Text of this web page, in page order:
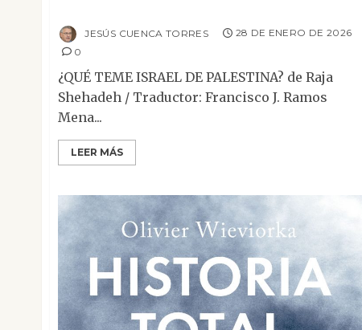
JESÚS CUENCA TORRES
28 DE ENERO DE 2026
0
¿QUÉ TEME ISRAEL DE PALESTINA? de Raja
Shehadeh / Traductor: Francisco J. Ramos
Mena...
LEER MÁS